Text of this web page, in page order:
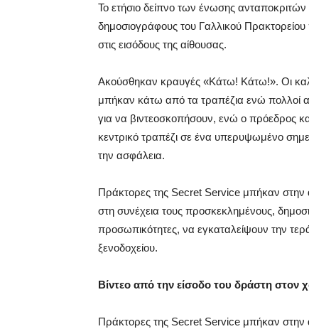
Το ετήσιο δείπνο των ένωσης
δημοσιογράφους του Γαλλικού
στις εισόδους της αίθουσας.
Ακούσθηκαν κραυγές «Κάτω! Κάτω!». Οι
μπήκαν κάτω από τα τραπέζια ενώ πολλοί
για να βιντεοσκοπήσουν, ενώ ο πρόεδρος
κεντρικό τραπέζι σε ένα υπερυψωμένο
την ασφάλεια.
Πράκτορες της Secret Service μπήκαν στην
στη συνέχεια τους προσκεκλημένους,
προσωπικότητες, να εγκαταλείψουν την
ξενοδοχείου.
Βίντεο από την είσοδο του δράστη στον
Πράκτορες της Secret Service μπήκαν στην